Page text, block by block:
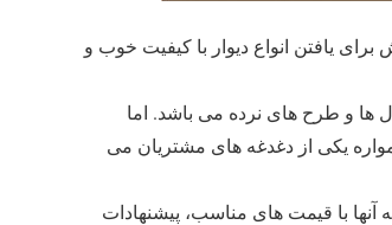
یافتن انواع دیوار با کیفیت خوب و
ها و طرح های نرده می باشد. اما
یکی از دغدغه های مشتریان می
آنها با قیمت های مناسب، پیشنهادات